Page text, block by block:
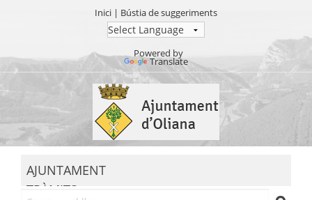
Inici | Bústia de suggeriments
Powered by
Translate
contingut.
Salta
AJUNTAMENT
TRÀMITS